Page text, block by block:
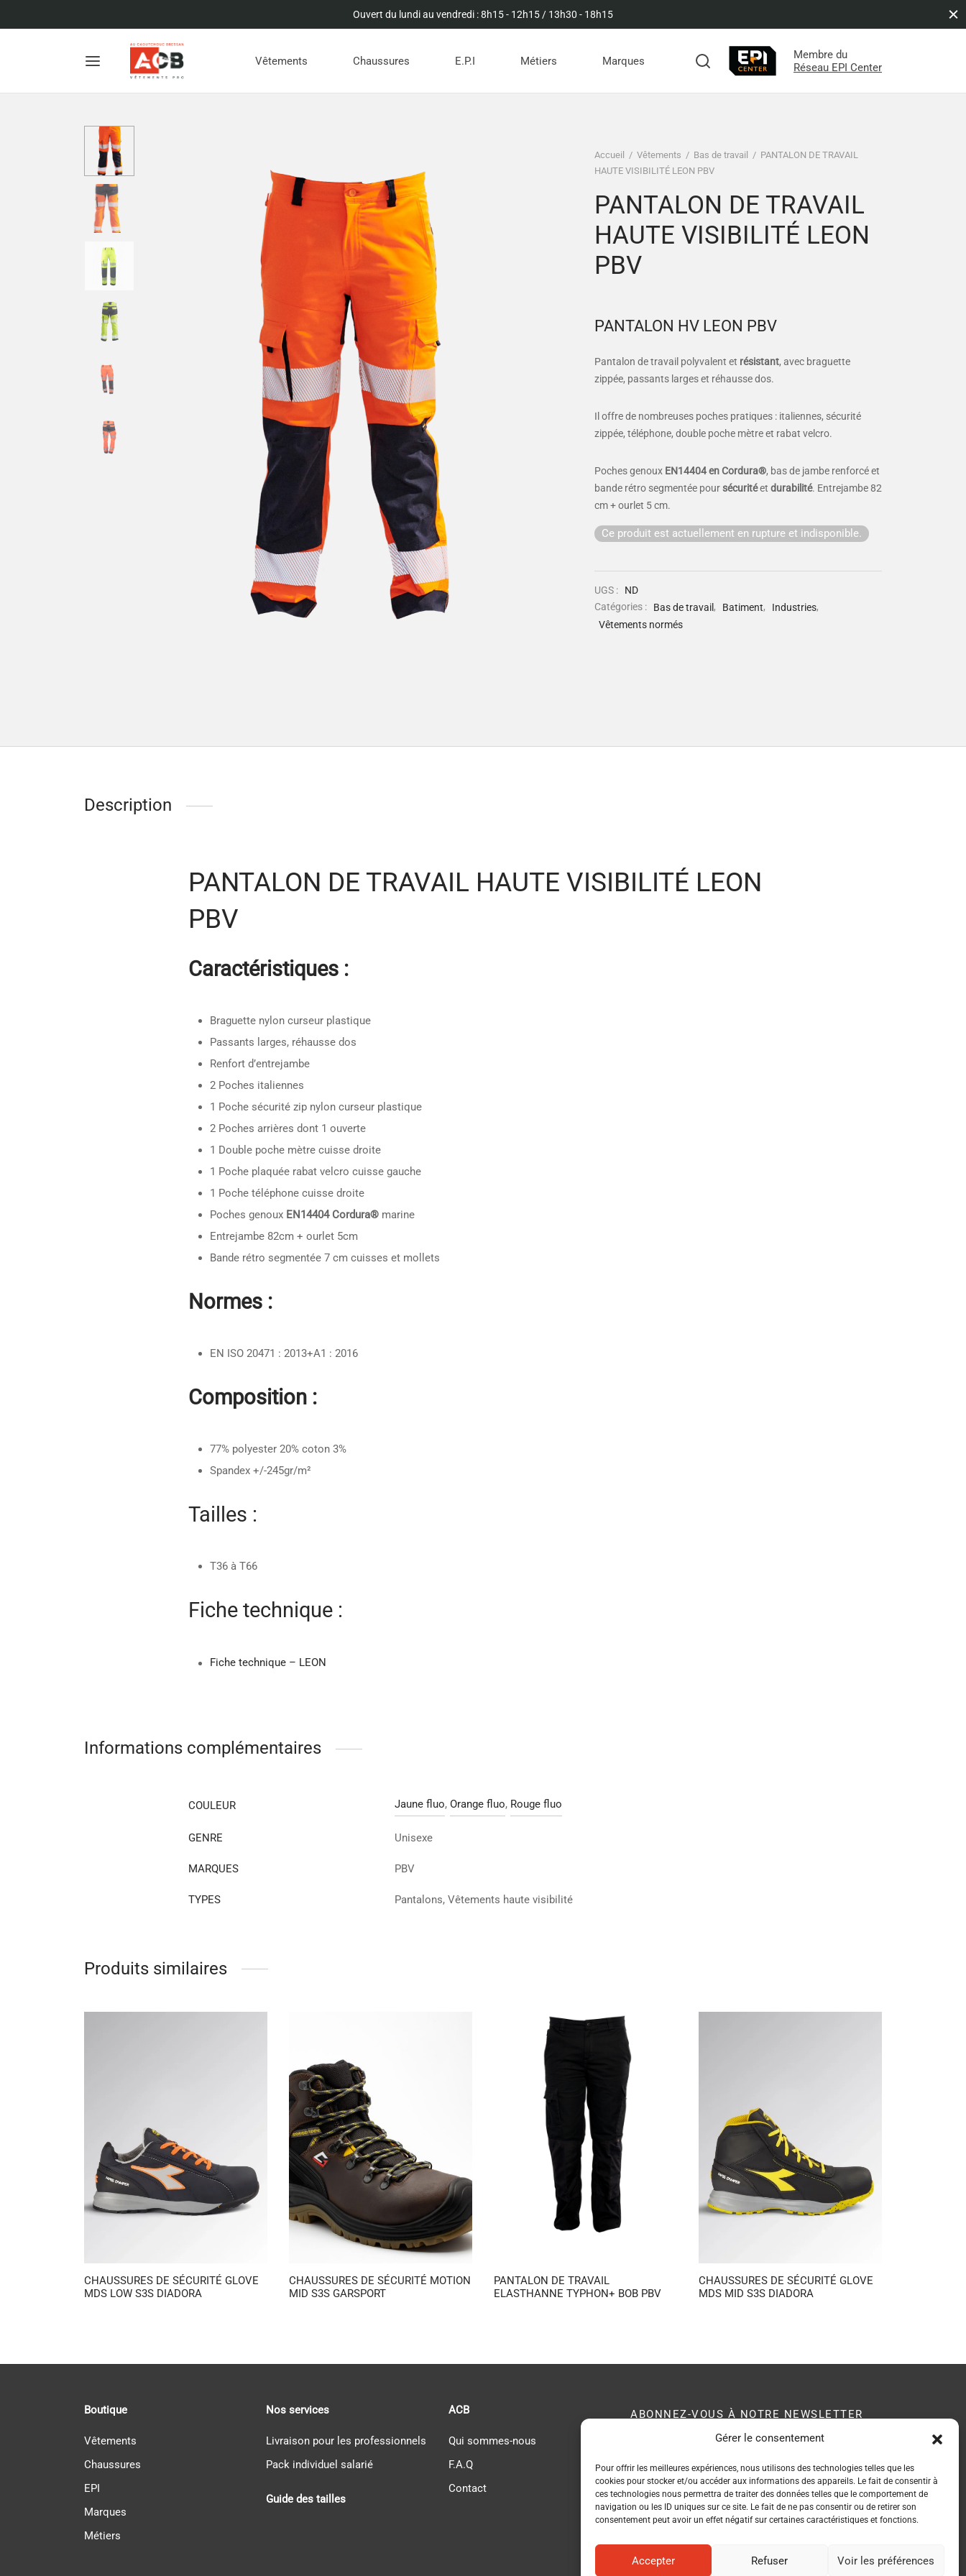
Gérer le consentement
Pour offrir les meilleures expériences, nous utilisons des technologies telles que les
cookies pour stocker et/ou accéder aux informations des appareils. Le fait de consentir à
ces technologies nous permettra de traiter des données telles que le comportement de
navigation ou les ID uniques sur ce site. Le fait de ne pas consentir ou de retirer son
consentement peut avoir un effet négatif sur certaines caractéristiques et fonctions.
Accepter Refuser Voir les préférences
Ouvert du lundi au vendredi : 8h15 - 12h15 / 13h30 - 18h15
Vêtements Chaussures E.P.I Métiers Marques
Membre du
Réseau EPI Center
Accueil / Vêtements / Bas de travail / PANTALON DE TRAVAIL
HAUTE VISIBILITÉ LEON PBV
PANTALON DE TRAVAIL
HAUTE VISIBILITÉ LEON
PBV
PANTALON HV LEON PBV
Pantalon de travail polyvalent et résistant, avec braguette
zippée, passants larges et réhausse dos.
Il offre de nombreuses poches pratiques : italiennes, sécurité
zippée, téléphone, double poche mètre et rabat velcro.
Poches genoux EN14404 en Cordura®, bas de jambe renforcé et
bande rétro segmentée poursécuritéet durabilité. Entrejambe 82
cm + ourlet 5 cm.
Ce produit est actuellement en rupture et indisponible.
UGS :
ND
Catégories :
Bas de travail , Batiment, Industries,
Vêtements normés
Description
PANTALON DE TRAVAIL HAUTE VISIBILITÉ LEON
PBV
Caractéristiques :
Braguette nylon curseur plastique
Passants larges, réhausse dos
Renfort d’entrejambe
2 Poches italiennes
1 Poche sécurité zip nylon curseur plastique
2 Poches arrières dont 1 ouverte
1 Double poche mètre cuisse droite
1 Poche plaquée rabat velcro cuisse gauche
1 Poche téléphone cuisse droite
Poches genoux EN14404 Cordura® marine
Entrejambe 82cm + ourlet 5cm
Bande rétro segmentée 7 cm cuisses et mollets
Normes :
EN ISO 20471 : 2013+A1 : 2016
Composition :
77% polyester 20% coton 3%
Spandex +/-245gr/m²
Tailles :
T36 à T66
Fiche technique :
Fiche technique – LEON
Informations complémentaires
COULEUR Jaune fluo, Orange fluo, Rouge fluo
GENRE Unisexe
MARQUES PBV
TYPES Pantalons, Vêtements haute visibilité
Produits similaires
CHAUSSURES DE SÉCURITÉ GLOVE
MDS LOW S3S DIADORA
CHAUSSURES DE SÉCURITÉ MOTION
MID S3S GARSPORT
PANTALON DE TRAVAIL
ELASTHANNE TYPHON+ BOB PBV
CHAUSSURES DE SÉCURITÉ GLOVE
MDS MID S3S DIADORA
ABONNEZ-VOUS À NOTRE NEWSLETTER
Réseau EPI Center
Nos services
Livraison pour les professionnels
Pack individuel salarié
Guide des tailles
ACB
Qui sommes-nous
F.A.Q
Contact
Boutique
Vêtements
Chaussures
EPI
Marques
Métiers